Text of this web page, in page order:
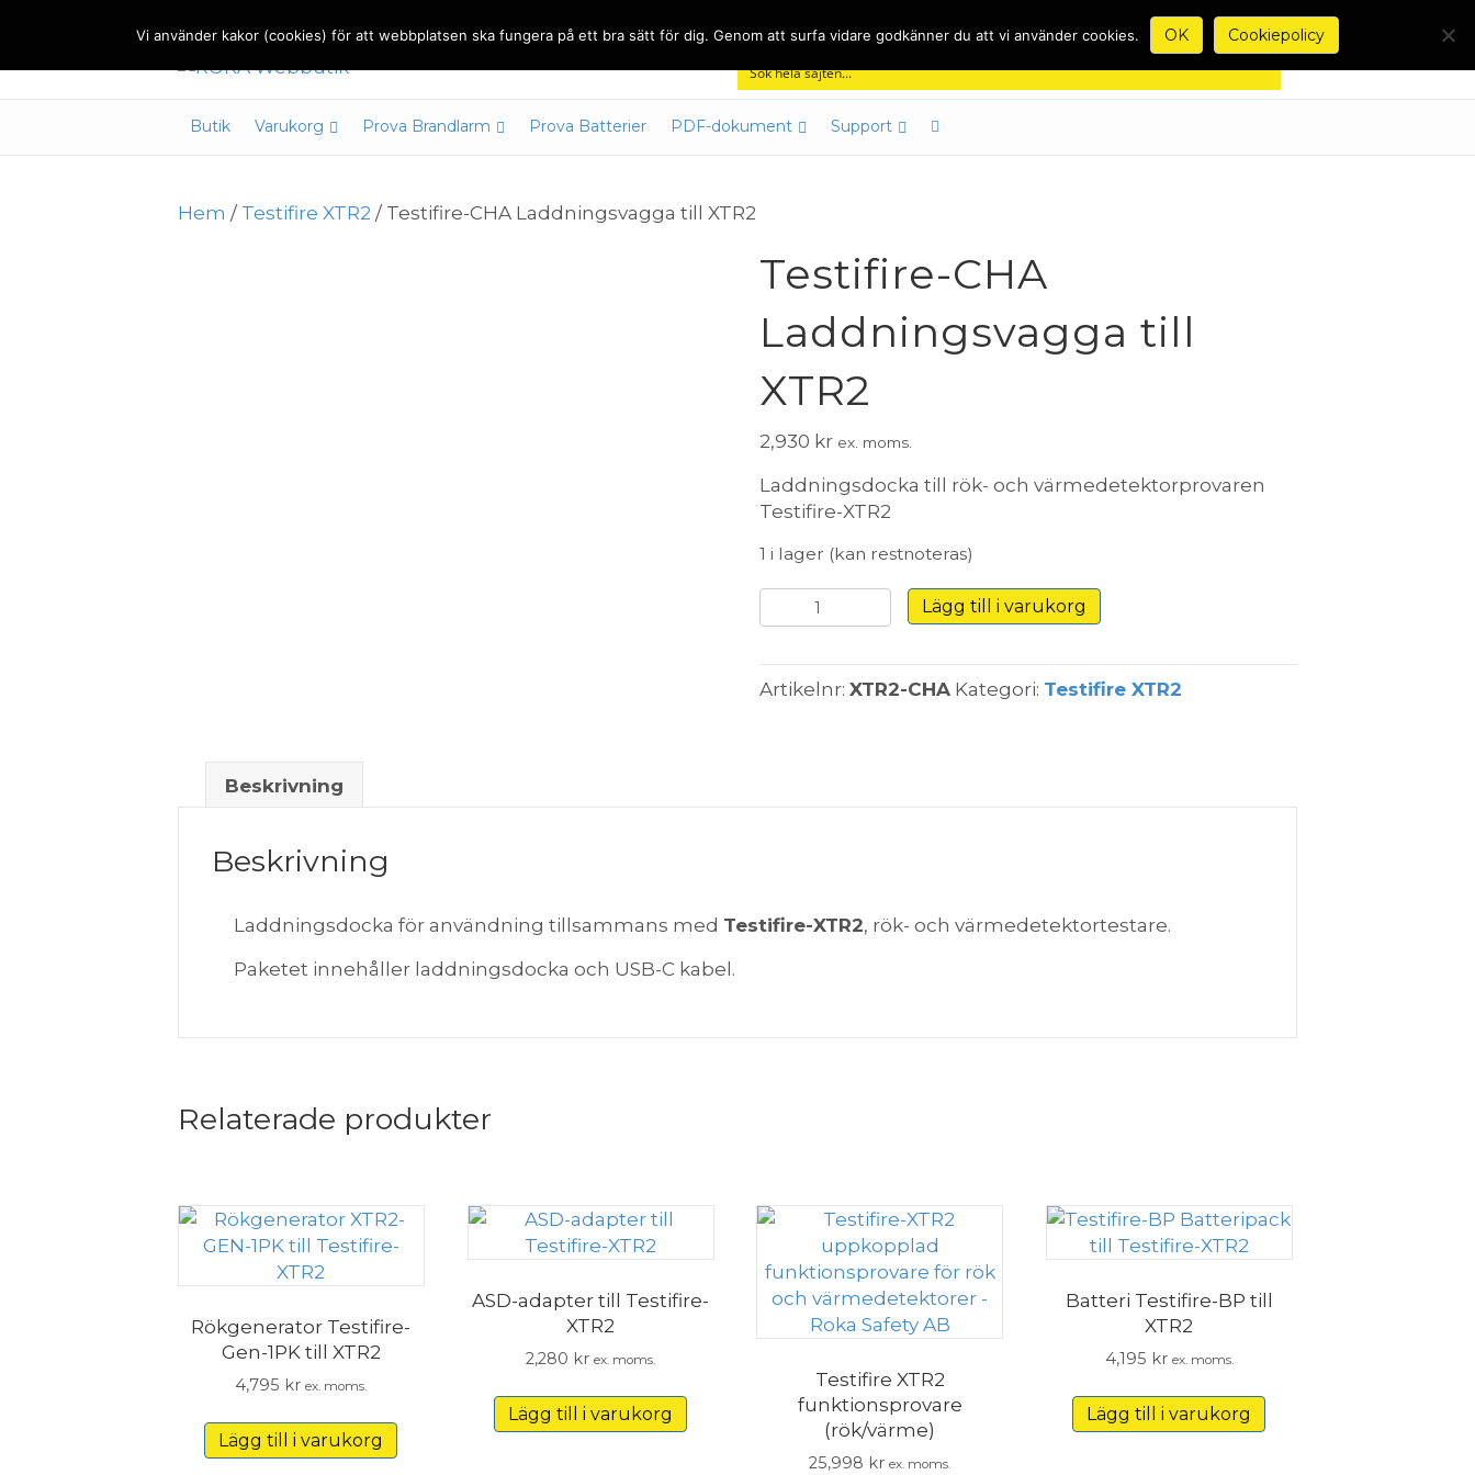
Butik Varukorg Prova Brandlarm Prova Batterier PDF-dokument Support
Hem / Testifire XTR2 / Testifire-CHA Laddningsvagga till XTR2
Testifire-CHA
Laddningsvagga till
XTR2
2,930 kr ex. moms.
Laddningsdocka till rök- och värmedetektorprovaren
Testifire-XTR2
1 i lager (kan restnoteras)
Testifire-
CHA
till
Lägg till i varukorg
Artikelnr:XTR2-CHA Kategori: Testifire XTR2
Beskrivning
Beskrivning
Laddningsdocka för användning tillsammans med Testifire-XTR2, rök- och värmedetektortestare.
Paketet innehåller laddningsdocka och USB-C kabel.
Relaterade produkter
Rökgenerator Testifire-
Gen-1PK till XTR2
4,795 kr ex. moms.
Lägg till i varukorg
ASD-adapter till Testifire-
XTR2
2,280 kr ex. moms.
Lägg till i varukorg
Testifire XTR2
funktionsprovare
(rök/värme)
25,998 kr ex. moms.
Batteri Testifire-BP till
XTR2
4,195 kr ex. moms.
Lägg till i varukorg
Vi använder kakor (cookies) för att webbplatsen ska fungera på ett bra sätt för dig. Genom att surfa vidare godkänner du att vi använder cookies. OK Cookiepolicy